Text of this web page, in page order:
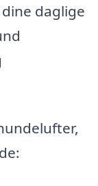
daglige